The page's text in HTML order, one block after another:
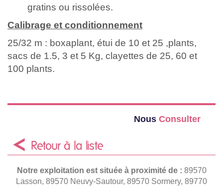
gratins ou rissolées.
Calibrage et conditionnement
25/32 m : boxaplant, étui de 10 et 25 ,plants,
sacs de 1.5, 3 et 5 Kg, clayettes de 25, 60 et
100 plants.
Nous Consulter
Retour à la liste
Notre exploitation est située à proximité de : 89570
Lasson, 89570 Neuvy-Sautour, 89570 Sormery, 89770